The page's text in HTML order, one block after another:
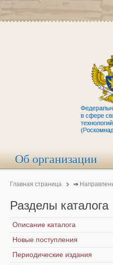
Об организации
Главная страница ⇒
Разделы каталога
Описание каталога
Новые поступления
Периодические издания